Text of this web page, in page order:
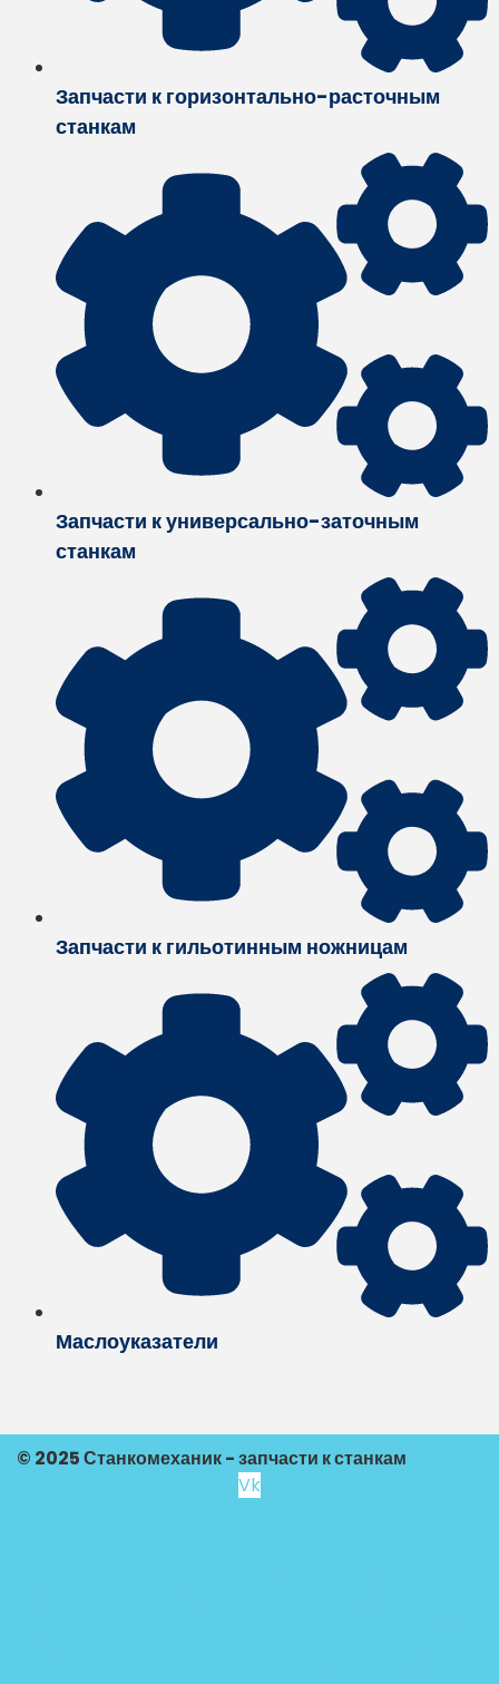
Запчасти к горизонтально-расточным
станкам
Запчасти к универсально-заточным
станкам
Запчасти к гильотинным ножницам
Маслоуказатели
© 2025 Станкомеханик - запчасти к станкам
Vk